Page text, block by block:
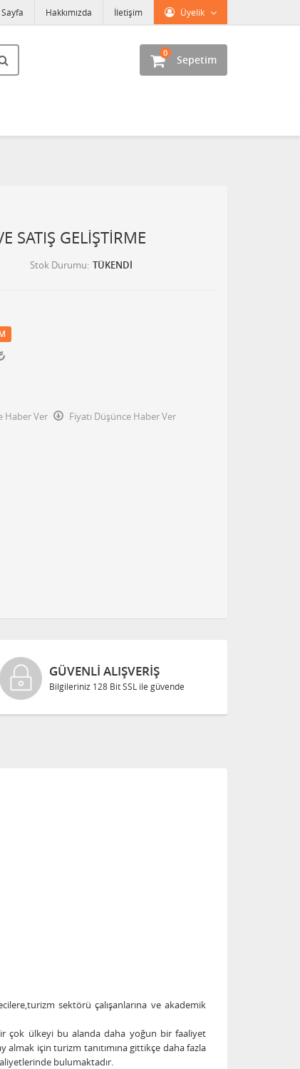
Üyelik
Hakkımızda İletişim
Sepetim
0
SATIŞ GELİŞTİRME
Stok Durumu TÜKENDİ
Haber Ver
Fiyatı Düşünce Haber Ver
GÜVENLI ALIŞVERIŞ
Bilgileriniz 128 Bit SSL ile güvende
sektörü çalışanlarına ve akademik
çok ülkeyi bu alanda daha yoğun bir faaliyet
için turizm tanıtımına gittikçe daha fazla
bulumaktadır.